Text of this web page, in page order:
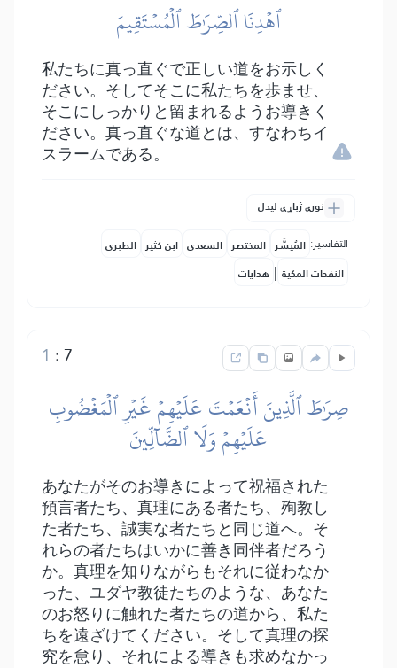
ٱهۡدِنَا ٱلصِّرَٰطَ ٱلۡمُسۡتَقِيمَ
私たちに真っ直ぐで正しい道をお示しく
ださい。そしてそこに私たちを歩ませ、
そこにしっかりと留まれるようお導きく
ださい。真っ直ぐな道とは、すなわちイ
スラームである。
نورې ژباړې لیدل
التفاسير: المُيسَّر المختصر السعدي ابن كثير الطبري
النفحات المكية | هدايات
7
:
1
صِرَٰطَ ٱلَّذِينَ أَنۡعَمۡتَ عَلَيۡهِمۡ غَيۡرِ ٱلۡمَغۡضُوبِ
عَلَيۡهِمۡ وَلَا ٱلضَّآلِّينَ
あなたがそのお導きによって祝福された
預言者たち、真理にある者たち、殉教し
た者たち、誠実な者たちと同じ道へ。そ
れらの者たちはいかに善き同伴者だろう
か。真理を知りながらもそれに従わなか
った、ユダヤ教徒たちのような、あなた
のお怒りに触れた者たちの道から、私た
ちを遠ざけてください。そして真理の探
究を怠り、それによる導きも求めなかっ